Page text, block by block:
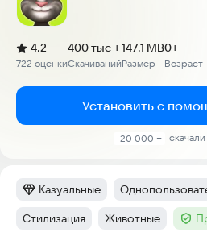
Рейтинг:
4,2
(
722 оценки
)
Скачиваний
400 тыс +
Размер
147.1 MB
Возраст
0+
Установить с
20 000 +
Категория:
Казуальные Тег:
Тег:
Стилизация Тег:
Животные Тег :